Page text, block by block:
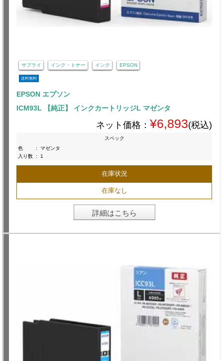
サプライ インク・トナー インク EPSON
送料無料
EPSON エプソン
ICM93L 【純正】 インクカートリッジL マゼンタ
ネット価格： ¥6,893(税込)
スペック
色
:
マゼンタ
入り数 : 1
在庫状況
在庫なし
詳細はこちら